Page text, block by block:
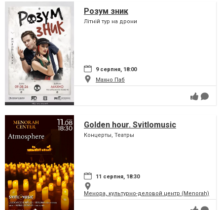
Розум зник
Літній тур на дрони
9 серпня, 18:00
Махно Паб
Golden hour. Svitlomusic
Концерты, Театры
11 серпня, 18:30
Менора, культурно-деловой центр (Menorah)